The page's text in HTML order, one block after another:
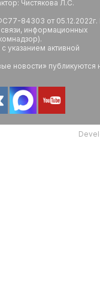
Чистякова Л.С.
84303 от
информационных
указанием активной
новости» публикуются